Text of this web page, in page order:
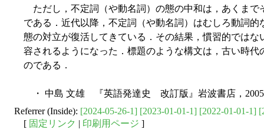
ただし，不定詞（や動名詞）の態の中和は，あくまで
である．近代以降，不定詞（や動名詞）はむしろ動詞
態の対立が復活してきている．その結果，慣習的ではな
容されるようになった．標題のような構文は，古い時
のである．
・ 中島 文雄 『英語発達史 改訂版』岩波書店，
Referrer (Inside): [2024-05-26-1] [2023-01-01-1] [2022-01-01-1]
[ 固定リンク | 印刷用ページ ]